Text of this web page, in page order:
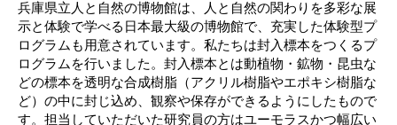
兵庫県立人と自然の博物館は、人と自然の関わりを多彩な展
示と体験で学べる日本最大級の博物館で、充実した体験型プ
ログラムも用意されています。私たちは封入標本をつくるプ
ログラムを行いました。封入標本とは動植物・鉱物・昆虫な
どの標本を透明な合成樹脂（アクリル樹脂やエポキシ樹脂な
ど）の中に封じ込め、観察や保存ができるようにしたもので
す。担当していただいた研究員の方はユーモラスかつ幅広い